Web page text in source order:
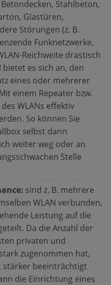
Stahlbeton,
Glastüren,
Störungen (z. B.
Funknetzwerke,
Reichweite drastisch
es sich an, den
eines oder mehrerer
einem Repeater bzw.
WLANs effektiv
So können Sie
selbst dann
weiter weg oder an
Stelle
sind z. B. mehrere
WLAN verbunden,
Leistung auf die
Da die Anzahl der
privaten und
zugenommen hat,
stärker beeinträchtigt
die Einrichtung eines